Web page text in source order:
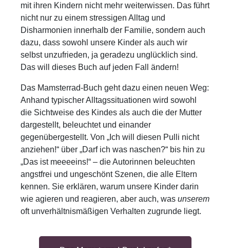
mit ihren Kindern nicht mehr weiterwissen. Das führt
nicht nur zu einem stressigen Alltag und
Disharmonien innerhalb der Familie, sondern auch
dazu, dass sowohl unsere Kinder als auch wir
selbst unzufrieden, ja geradezu unglücklich sind.
Das will dieses Buch auf jeden Fall ändern!
Das Mamsterrad-Buch geht dazu einen neuen Weg:
Anhand typischer Alltagssituationen wird sowohl
die Sichtweise des Kindes als auch die der Mutter
dargestellt, beleuchtet und einander
gegenübergestellt. Von „Ich will diesen Pulli nicht
anziehen!“ über „Darf ich was naschen?“ bis hin zu
„Das ist meeeeins!“ – die Autorinnen beleuchten
angstfrei und ungeschönt Szenen, die alle Eltern
kennen. Sie erklären, warum unsere Kinder darin
wie agieren und reagieren, aber auch, was unserem
oft unverhältnismäßigen Verhalten zugrunde liegt.